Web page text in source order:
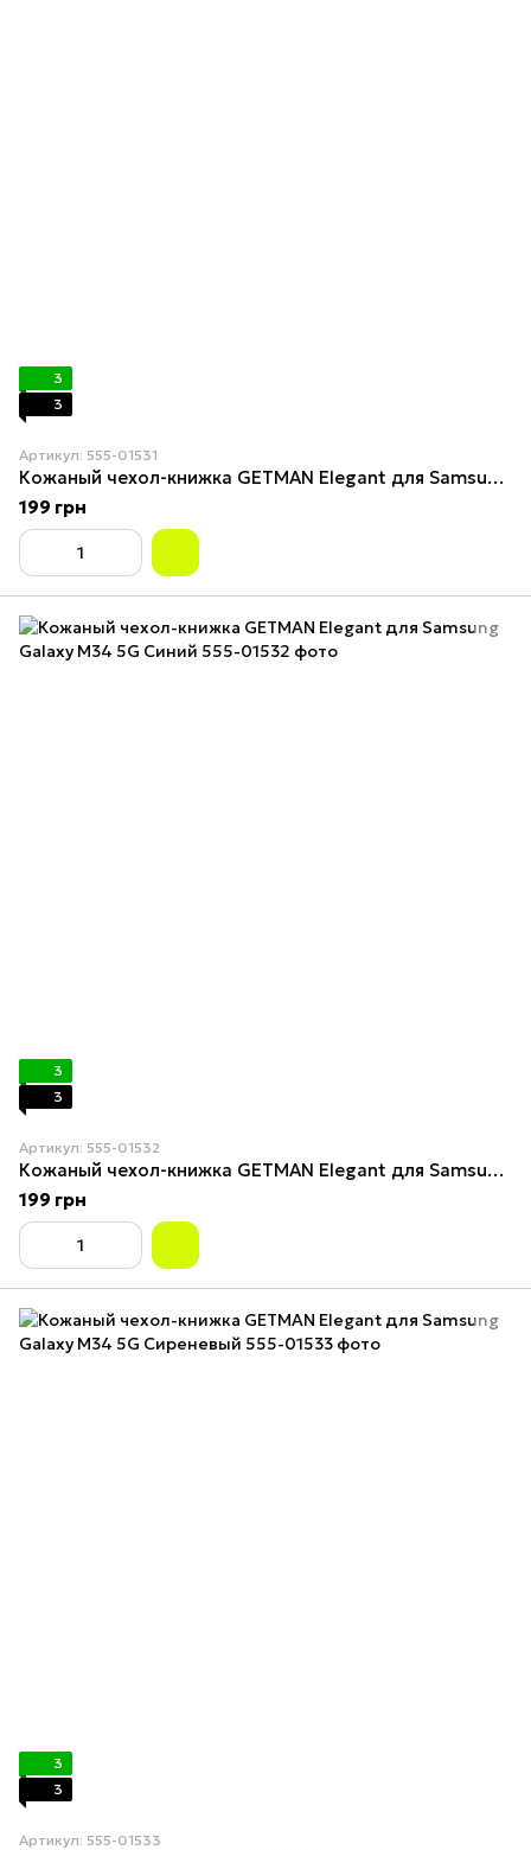
3
3
Артикул: 555-01531
Кожаный чехол-книжка GETMAN Elegant для Samsung Galaxy M34 5G Розовый
199 грн
3
3
Артикул: 555-01532
Кожаный чехол-книжка GETMAN Elegant для Samsung Galaxy M34 5G Синий
199 грн
3
3
Артикул: 555-01533